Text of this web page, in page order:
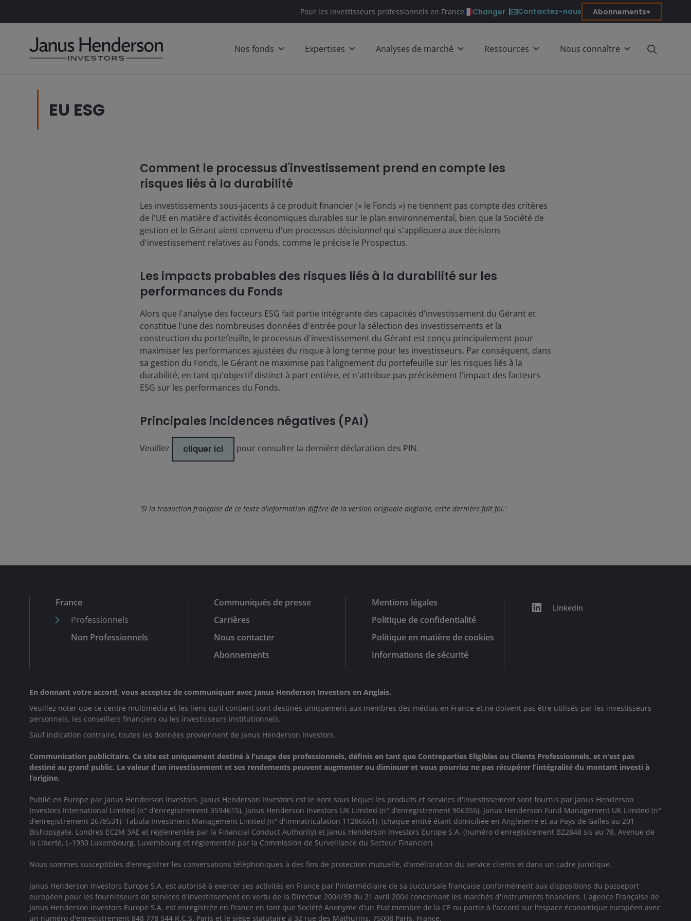
Pour les investisseurs professionnels en France Changer Contactez-nous Abonnements
Nos fonds Expertises Analyses de marché Ressources Nous connaître
EU ESG
Comment le processus d'investissement prend en compte les
risques liés à la durabilité
Les investissements sous-jacents à ce produit financier (« le Fonds ») ne tiennent pas compte des critères
de l'UE en matière d'activités économiques durables sur le plan environnemental, bien que la Société de
gestion et le Gérant aient convenu d'un processus décisionnel qui s'appliquera aux décisions
d'investissement relatives au Fonds, comme le précise le Prospectus.
Les impacts probables des risques liés à la durabilité sur les
performances du Fonds
Alors que l'analyse des facteurs ESG fait partie intégrante des capacités d'investissement du Gérant et
constitue l'une des nombreuses données d'entrée pour la sélection des investissements et la
construction du portefeuille, le processus d'investissement du Gérant est conçu principalement pour
maximiser les performances ajustées du risque à long terme pour les investisseurs. Par conséquent, dans
sa gestion du Fonds, le Gérant ne maximise pas l'alignement du portefeuille sur les risques liés à la
durabilité, en tant qu'objectif distinct à part entière, et n'attribue pas précisément l'impact des facteurs
ESG sur les performances du Fonds.
Principales incidences négatives (PAI)
Veuillez cliquer ici pour consulter la dernière déclaration des PIN.
'Si la traduction française de ce texte d'information diffère de la version originale anglaise, cette dernière fait foi.'
France
Professionnels
Non Professionnels
Communiqués de presse
Carrières
Nous contacter
Abonnements
Mentions légales
Politique de confidentialité
Politique en matière de cookies
Informations de sécurité
LinkedIn
En donnant votre accord, vous acceptez de communiquer avec Janus Henderson Investors en Anglais.
Veuillez noter que ce centre multimédia et les liens qu'il contient sont destinés uniquement aux membres des médias en France et ne doivent pas être utilisés par les investisseurs
personnels, les conseillers financiers ou les investisseurs institutionnels.
Sauf indication contraire, toutes les données proviennent de Janus Henderson Investors.
Communication publicitaire. Ce site est uniquement destiné à l'usage des professionnels, définis en tant que Contreparties Eligibles ou Clients Professionnels, et n'est pas
destiné au grand public. La valeur d’un investissement et ses rendements peuvent augmenter ou diminuer et vous pourriez ne pas récupérer l’intégralité du montant investi à
l’origine.
Publié en Europe par Janus Henderson Investors. Janus Henderson Investors est le nom sous lequel les produits et services d'investissement sont fournis par Janus Henderson
Investors International Limited (n° d’enregistrement 3594615), Janus Henderson Investors UK Limited (n° d’enregistrement 906355), Janus Henderson Fund Management UK Limited (n°
d’enregistrement 2678531), Tabula Investment Management Limited (n° d'immatriculation 11286661), (chaque entité étant domiciliée en Angleterre et au Pays de Galles au 201
Bishopsgate, Londres EC2M 3AE et réglementée par la Financial Conduct Authority) et Janus Henderson Investors Europe S.A. (numéro d'enregistrement B22848 sis au 78, Avenue de
la Liberté, L-1930 Luxembourg, Luxembourg et réglementée par la Commission de Surveillance du Secteur Financier).
Nous sommes susceptibles d’enregistrer les conversations téléphoniques à des fins de protection mutuelle, d’amélioration du service clients et dans un cadre juridique.
Janus Henderson Investors Europe S.A. est autorisé à exercer ses activités en France par l'intermédiaire de sa succursale française conformément aux dispositions du passeport
européen pour les fournisseurs de services d'investissement en vertu de la Directive 2004/39 du 21 avril 2004 concernant les marchés d'instruments financiers. L'agence Française de
Janus Henderson Investors Europe S.A. est enregistrée en France en tant que Société Anonyme d'un Etat membre de la CE ou partie à l'accord sur l'espace économique européen avec
un numéro d'enregistrement 848 778 544 R.C.S. Paris et le siège statutaire à 32 rue des Mathurins, 75008 Paris, France.